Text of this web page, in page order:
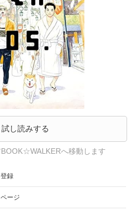
試し読みする
へ移動します
登録
ページ